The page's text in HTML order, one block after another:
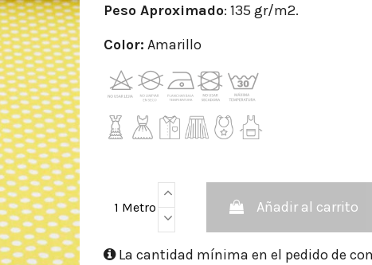
Peso Aproximado: 135 gr/m2.
Color: Amarillo
1 Metro Añadir al carrito
La cantidad mínima en el pedido de